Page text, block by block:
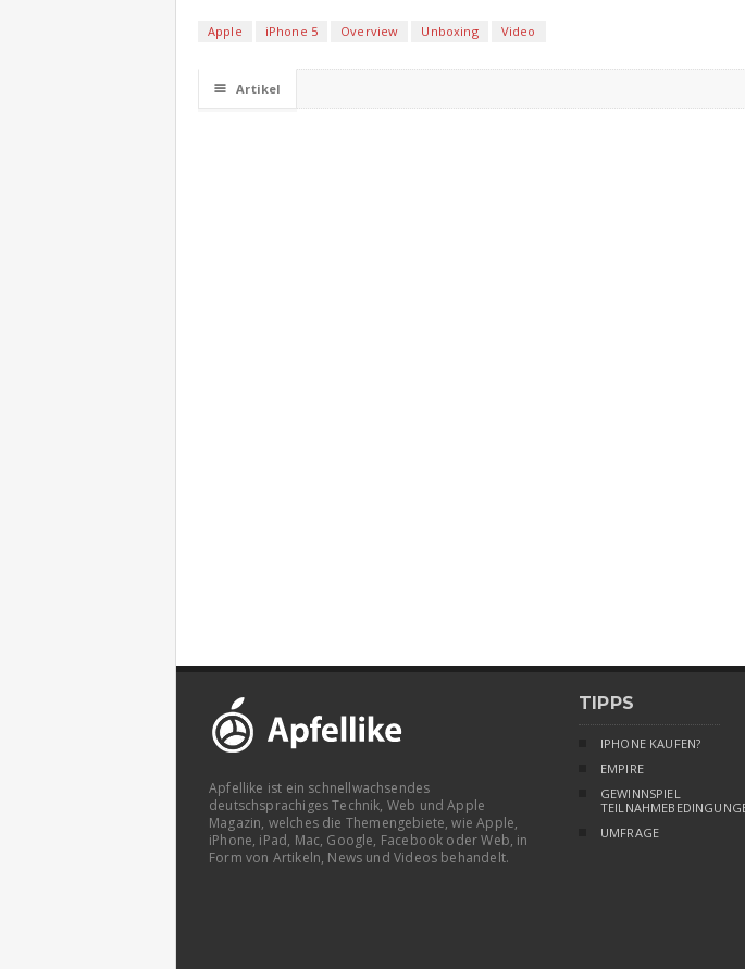
Apple iPhone 5 Overview Unboxing Video
☰ Artikel
Apfellike ist ein schnellwachsendes
deutschsprachiges Technik, Web und Apple
Magazin, welches die Themengebiete, wie Apple,
iPhone, iPad, Mac, Google, Facebook oder Web, in
Form von Artikeln, News und Videos behandelt.
TIPPS
IPHONE KAUFEN?
EMPIRE
GEWINNSPIEL
UMFRAGE